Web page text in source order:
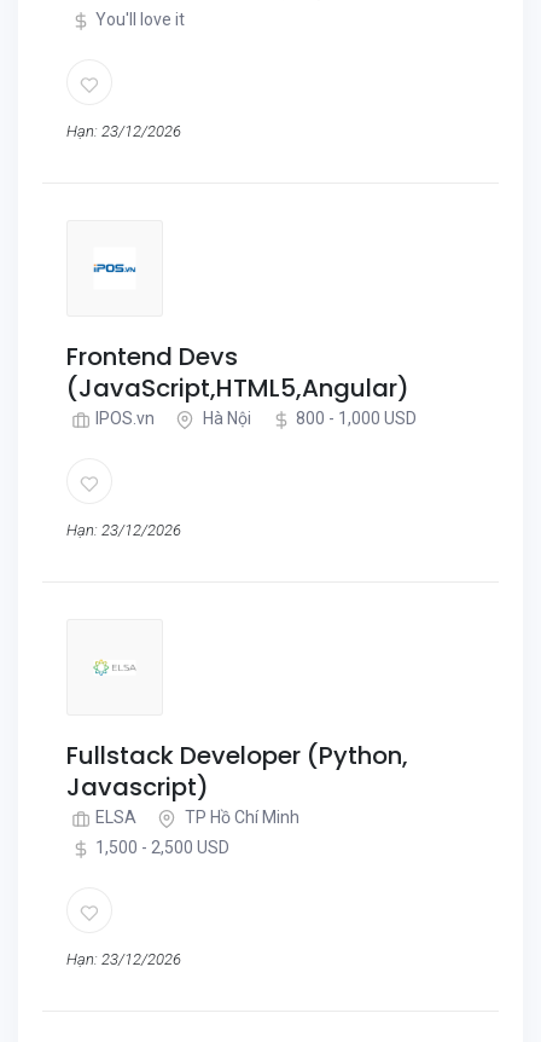
You'll love it
Hạn: 23/12/2026
Frontend Devs
(JavaScript,HTML5,Angular)
IPOS.vn Hà Nội 800 - 1,000 USD
Hạn: 23/12/2026
Fullstack Developer (Python,
Javascript)
ELSA
TP Hồ Chí Minh
1,500 - 2,500 USD
Hạn: 23/12/2026